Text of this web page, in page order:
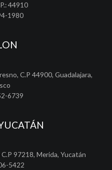
44910
1980
C.P 44900, Guadalajara,
6739
97218, Merida, Yucatán
5422